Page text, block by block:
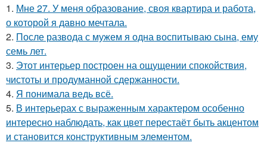
1. Мне 27. У меня образование, своя квартира и работа,
о которой я давно мечтала.
2. После развода с мужем я одна воспитываю сына, ему
семь лет.
3. Этот интерьер построен на ощущении спокойствия,
чистоты и продуманной сдержанности.
4. Я понимала ведь всё.
5. В интерьерах с выраженным характером особенно
интересно наблюдать, как цвет перестаёт быть акцентом
и становится конструктивным элементом.